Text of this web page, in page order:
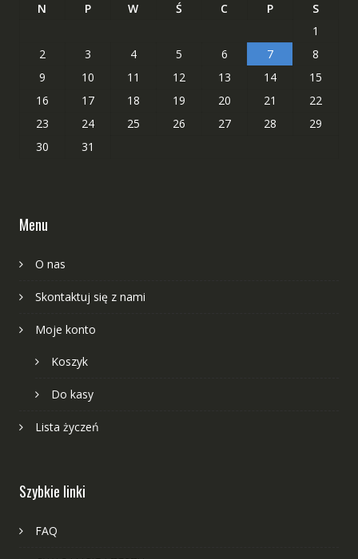
N P W Ś C P
S
1
2
3 4 5 6 7
8
9
10 11 12 13 14
15
16
17 18 19 20 21
22
23
24 25 26 27 28
29
30
31
Menu
O nas
Skontaktuj się z nami
Moje konto
Koszyk
Do kasy
Lista życzeń
Szybkie linki
FAQ